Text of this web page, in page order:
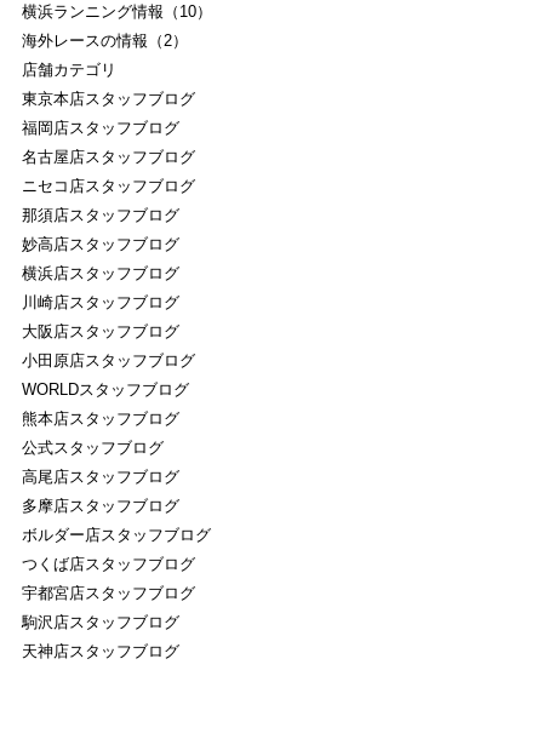
ストライトラボ横浜店
EVENT
ストライトラボ横浜店独自の最新
REVIEW
ストライトラボ横浜店独自の
STAFFBLOG
ストライトラボ横浜店の
SHOP INFORMATION
ストライトラボ横浜店
横浜ランニング情報（10）
海外レースの情報（2）
店舗カテゴリ
東京本店スタッフブログ
福岡店スタッフブログ
名古屋店スタッフブログ
ニセコ店スタッフブログ
那須店スタッフブログ
妙高店スタッフブログ
横浜店スタッフブログ
川崎店スタッフブログ
大阪店スタッフブログ
小田原店スタッフブログ
WORLDスタッフブログ
熊本店スタッフブログ
公式スタッフブログ
高尾店スタッフブログ
多摩店スタッフブログ
ボルダー店スタッフブログ
つくば店スタッフブログ
宇都宮店スタッフブログ
駒沢店スタッフブログ
天神店スタッフブログ